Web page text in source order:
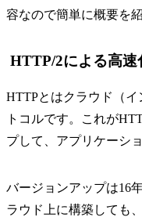
容なので簡単に概要を
HTTP/2による高速
HTTPとはクラウド（
トコルです。これが
プして、アプリケーシ
バージョンアップは16
ラウド上に構築しても